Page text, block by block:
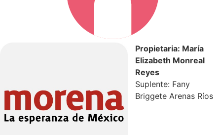
Propietaria: María
Elizabeth Monreal
Reyes
Suplente: Fany
Briggete Arenas Ríos